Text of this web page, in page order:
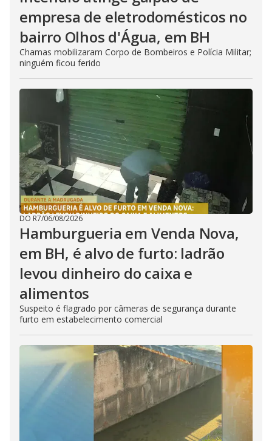
empresa de eletrodomésticos no
bairro Olhos d'Água, em BH
Chamas mobilizaram Corpo de Bombeiros e Polícia Militar;
ninguém ficou ferido
DO R7/06/08/2026
Hamburgueria em Venda Nova,
em BH, é alvo de furto: ladrão
levou dinheiro do caixa e
alimentos
Suspeito é flagrado por câmeras de segurança durante
furto em estabelecimento comercial